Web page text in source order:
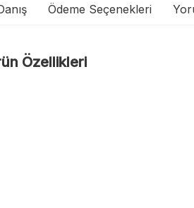
Ödeme Seçenekleri
Özellikleri